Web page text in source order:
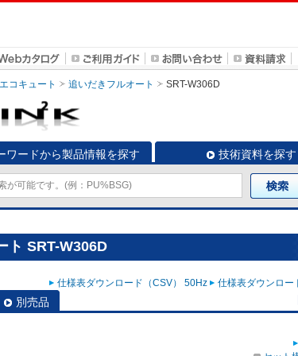
コキュート 追いだきフルオート SRT-W306D
ワードから製品情報を探す 技術資料を探す
ト SRT-W306D
仕様表ダウンロード（CSV） 50Hz 仕様表ダウンロー
別売品